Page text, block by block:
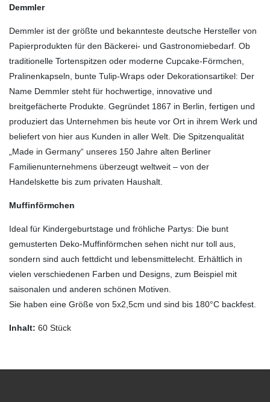
Demmler
Demmler ist der größte und bekannteste deutsche Hersteller von
Papierprodukten für den Bäckerei- und Gastronomiebedarf. Ob
traditionelle Tortenspitzen oder moderne Cupcake-Förmchen,
Pralinenkapseln, bunte Tulip-Wraps oder Dekorationsartikel: Der
Name Demmler steht für hochwertige, innovative und
breitgefächerte Produkte. Gegründet 1867 in Berlin, fertigen und
produziert das Unternehmen bis heute vor Ort in ihrem Werk und
beliefert von hier aus Kunden in aller Welt. Die Spitzenqualität
„Made in Germany“ unseres 150 Jahre alten Berliner
Familienunternehmens überzeugt weltweit – von der
Handelskette bis zum privaten Haushalt.
Muffinförmchen
Ideal für Kindergeburtstage und fröhliche Partys: Die bunt
gemusterten Deko-Muffinförmchen sehen nicht nur toll aus,
sondern sind auch fettdicht und lebensmittelecht. Erhältlich in
vielen verschiedenen Farben und Designs, zum Beispiel mit
saisonalen und anderen schönen Motiven.
Sie haben eine Größe von 5x2,5cm und sind bis 180°C backfest.
Inhalt: 60 Stück